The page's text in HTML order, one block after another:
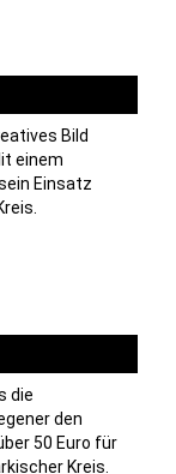
Bild
einem
Einsatz
die
den
50 Euro für
Kreis.